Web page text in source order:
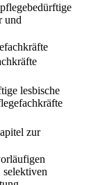
und
lesbische
zur
selektiven